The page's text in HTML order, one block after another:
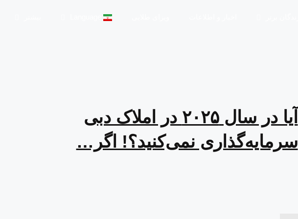
آیا در سال ۲۰۲۵ در املاک دبی
سرمایه‌گذاری نمی‌کنید؟! اگر…